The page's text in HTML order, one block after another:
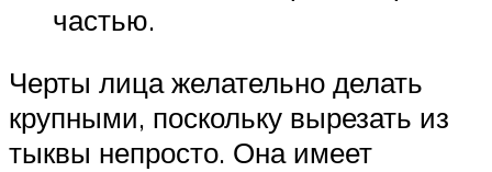
частью.
Черты лица желательно делать
крупными, поскольку вырезать из
тыквы непросто. Она имеет